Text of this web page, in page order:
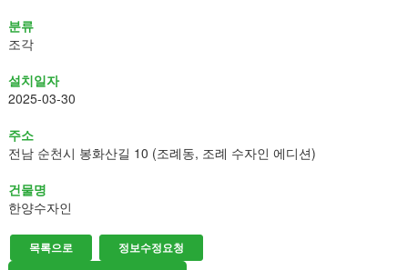
분류
조각
설치일자
2025-03-30
주소
전남 순천시 봉화산길 10 (조례동, 조례 수자인 에디션)
건물명
한양수자인
목록으로 정보수정요청